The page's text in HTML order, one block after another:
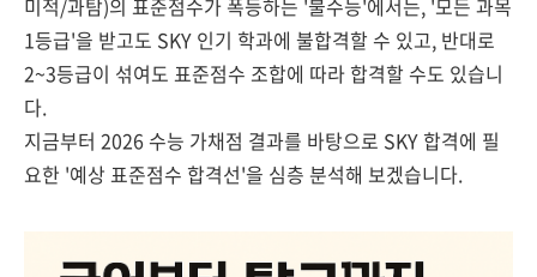
미적/과탐)의 표준점수가 폭등하는 '불수능'에서는, '모든 과목
1등급'을 받고도 SKY 인기 학과에 불합격할 수 있고, 반대로
2~3등급이 섞여도 표준점수 조합에 따라 합격할 수도 있습니
다.
지금부터 2026 수능 가채점 결과를 바탕으로 SKY 합격에 필
요한 '예상 표준점수 합격선'을 심층 분석해 보겠습니다.